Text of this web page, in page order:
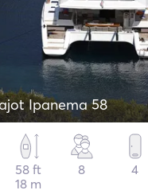
Ipanema 58
58 ft
18 m
8 4